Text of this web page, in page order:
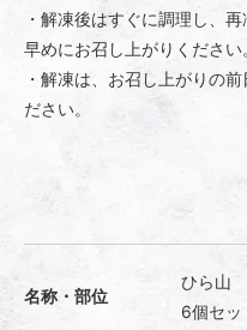
・解凍後はすぐに調理し、
早めにお召し上がりください
・解凍は、お召し上がりの
ださい。
名称・部位
ひら山
6個セッ